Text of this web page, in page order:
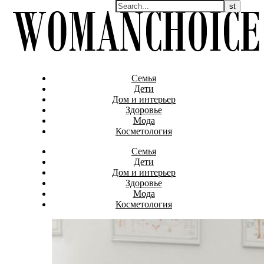
Семья
Дети
Дом и интерьер
Здоровье
Мода
Косметология
Семья
Дети
Дом и интерьер
Здоровье
Мода
Косметология